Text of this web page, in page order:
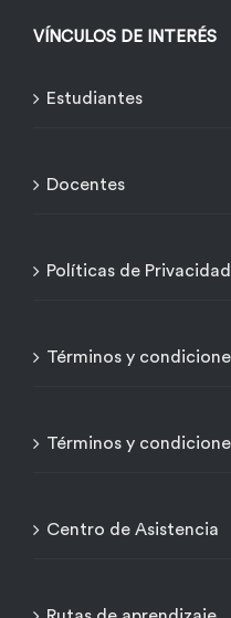
VÍNCULOS DE INTERÉS
Estudiantes
Docentes
Políticas de Privacidad
Términos y
Términos y
Centro de Asistencia